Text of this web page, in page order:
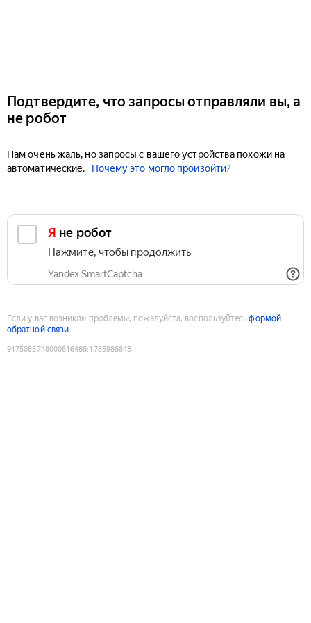
Подтвердите, что запросы отправляли вы, а
не робот
Нам очень жаль, но запросы с вашего устройства похожи на
автоматические.
Почему это могло произойти?
Я не робот
Нажмите, чтобы продолжить
Yandex SmartCaptcha
Если у вас возникли проблемы, пожалуйста, воспользуйтесьформой
обратной связи
9175083748000816486:1785986843